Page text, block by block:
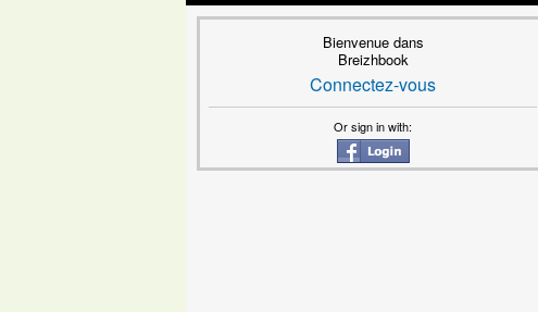
Bienvenue dans
Breizhbook
Connectez-vous
Or sign in with: